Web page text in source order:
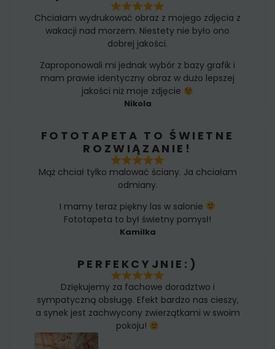
Chciałam wydrukować obraz z mojego zdjęcia z
wakacji nad morzem. Niestety nie było ono
dobrej jakości.
Zaproponowali mi jednak wybór z bazy grafik i
mam prawie identyczny obraz w dużo lepszej
jakości niż moje zdjęcie
Nikola
FOTOTAPETA TO ŚWIETNE
ROZWIĄZANIE!
Mąż chciał tylko malować ściany. Ja chciałam
odmiany.
I mamy teraz piękny las w salonie
Fototapeta to był świetny pomysł!
Kamilka
PERFEKCYJNIE:)
Dziękujemy za fachowe doradztwo i
sympatyczną obsługę. Efekt bardzo nas cieszy,
a synek jest zachwycony zwierzątkami w swoim
pokoju!